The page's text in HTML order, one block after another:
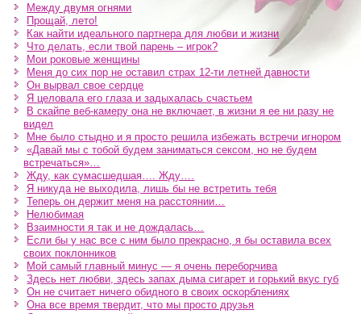
Между двумя огнями
Прощай, лето!
Как найти идеального партнера для любви и жизни
Что делать, если твой парень – игрок?
Мои роковые женщины
Меня до сих пор не оставил страх 12-ти летней давности
Он вырвал свое сердце
Я целовала его глаза и задыхалась счастьем
В скайпе веб-камеру она не включает, в жизни я ее ни разу не
видел
Мне было стыдно и я просто решила избежать встречи игнором
«Давай мы с тобой будем заниматься сексом, но не будем
встречаться»…
Жду, как сумасшедшая…. Жду….
Я никуда не выходила, лишь бы не встретить тебя
Теперь он держит меня на расстоянии…
Нелюбимая
Взаимности я так и не дождалась…
Если бы у нас все с ним было прекрасно, я бы оставила всех
своих поклонников
Мой самый главный минус — я очень переборчива
Здесь нет любви, здесь запах дыма сигарет и горький вкус губ
Он не считает ничего обидного в своих оскорблениях
Она все время твердит, что мы просто друзья